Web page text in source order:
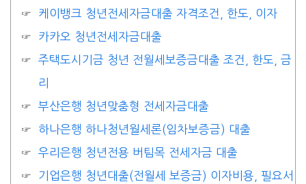
케이뱅크 청년전세자금대출 자격조건, 한도, 이자
카카오 청년전세자금대출
주택도시기금 청년 전월세보증금대출 조건, 한도, 금
리
부산은행 청년맞춤형 전세자금대출
하나은행 하나청년월세론(임차보증금) 대출
우리은행 청년전용 버팀목 전세자금 대출
기업은행 청년대출(전월세 보증금) 이자비용, 필요서